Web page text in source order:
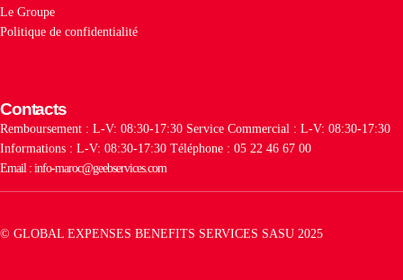
Le Groupe
Politique de confidentialité
Contacts
Remboursement : L-V: 08:30-17:30 Service Commercial : L-V: 08:30-17:30
Informations : L-V: 08:30-17:30 Téléphone : 05 22 46 67 00
Email : info-maroc@geebservices.com
© GLOBAL EXPENSES BENEFITS SERVICES SASU 2025